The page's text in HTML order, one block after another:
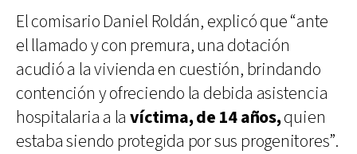
El comisario Daniel Roldán, explicó que “ante
el llamado y con premura, una dotación
acudió a la vivienda en cuestión, brindando
contención y ofreciendo la debida asistencia
hospitalaria a la víctima, de 14 años,quien
estaba siendo protegida por sus progenitores”.